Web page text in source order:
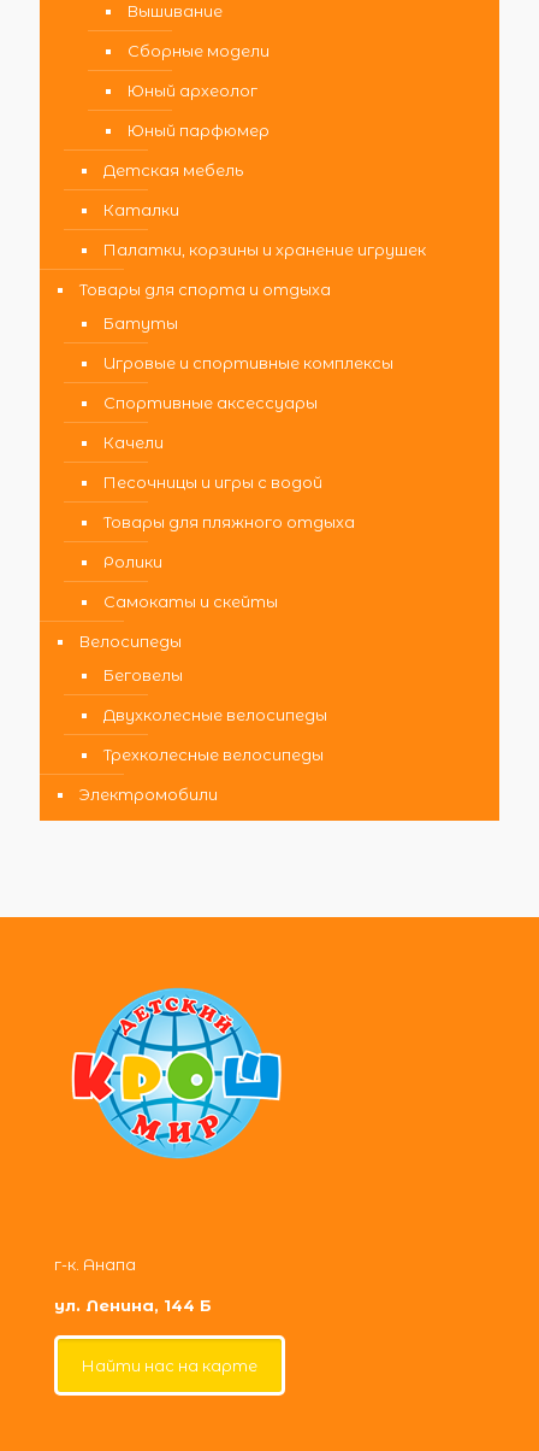
Вышивание
Сборные модели
Юный археолог
Юный парфюмер
Детская мебель
Каталки
Палатки, корзины и хранение игрушек
Товары для спорта и отдыха
Батуты
Игровые и спортивные комплексы
Спортивные аксессуары
Качели
Песочницы и игры с водой
Товары для пляжного отдыха
Ролики
Самокаты и скейты
Велосипеды
Беговелы
Двухколесные велосипеды
Трехколесные велосипеды
Электромобили
г-к. Анапа
ул. Ленина, 144 Б
Найти нас на карте